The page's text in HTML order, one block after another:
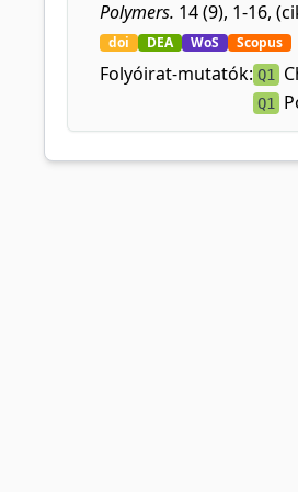
Polymers. 14 (9), 1-16,
doi DEA WoS Scopus
Folyóirat-mutatók: Q1
Q1